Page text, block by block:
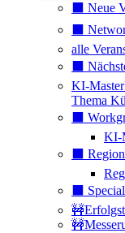
⬛️ Neue
⬛️
alle
⬛️
KI-
Thema
⬛️
KI-
⬛️
⬛️ Special